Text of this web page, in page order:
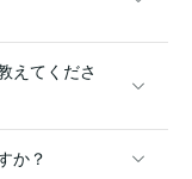
えてくださ
か？